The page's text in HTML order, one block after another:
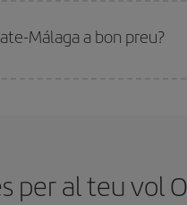
Málaga a bon preu?
per al teu vol